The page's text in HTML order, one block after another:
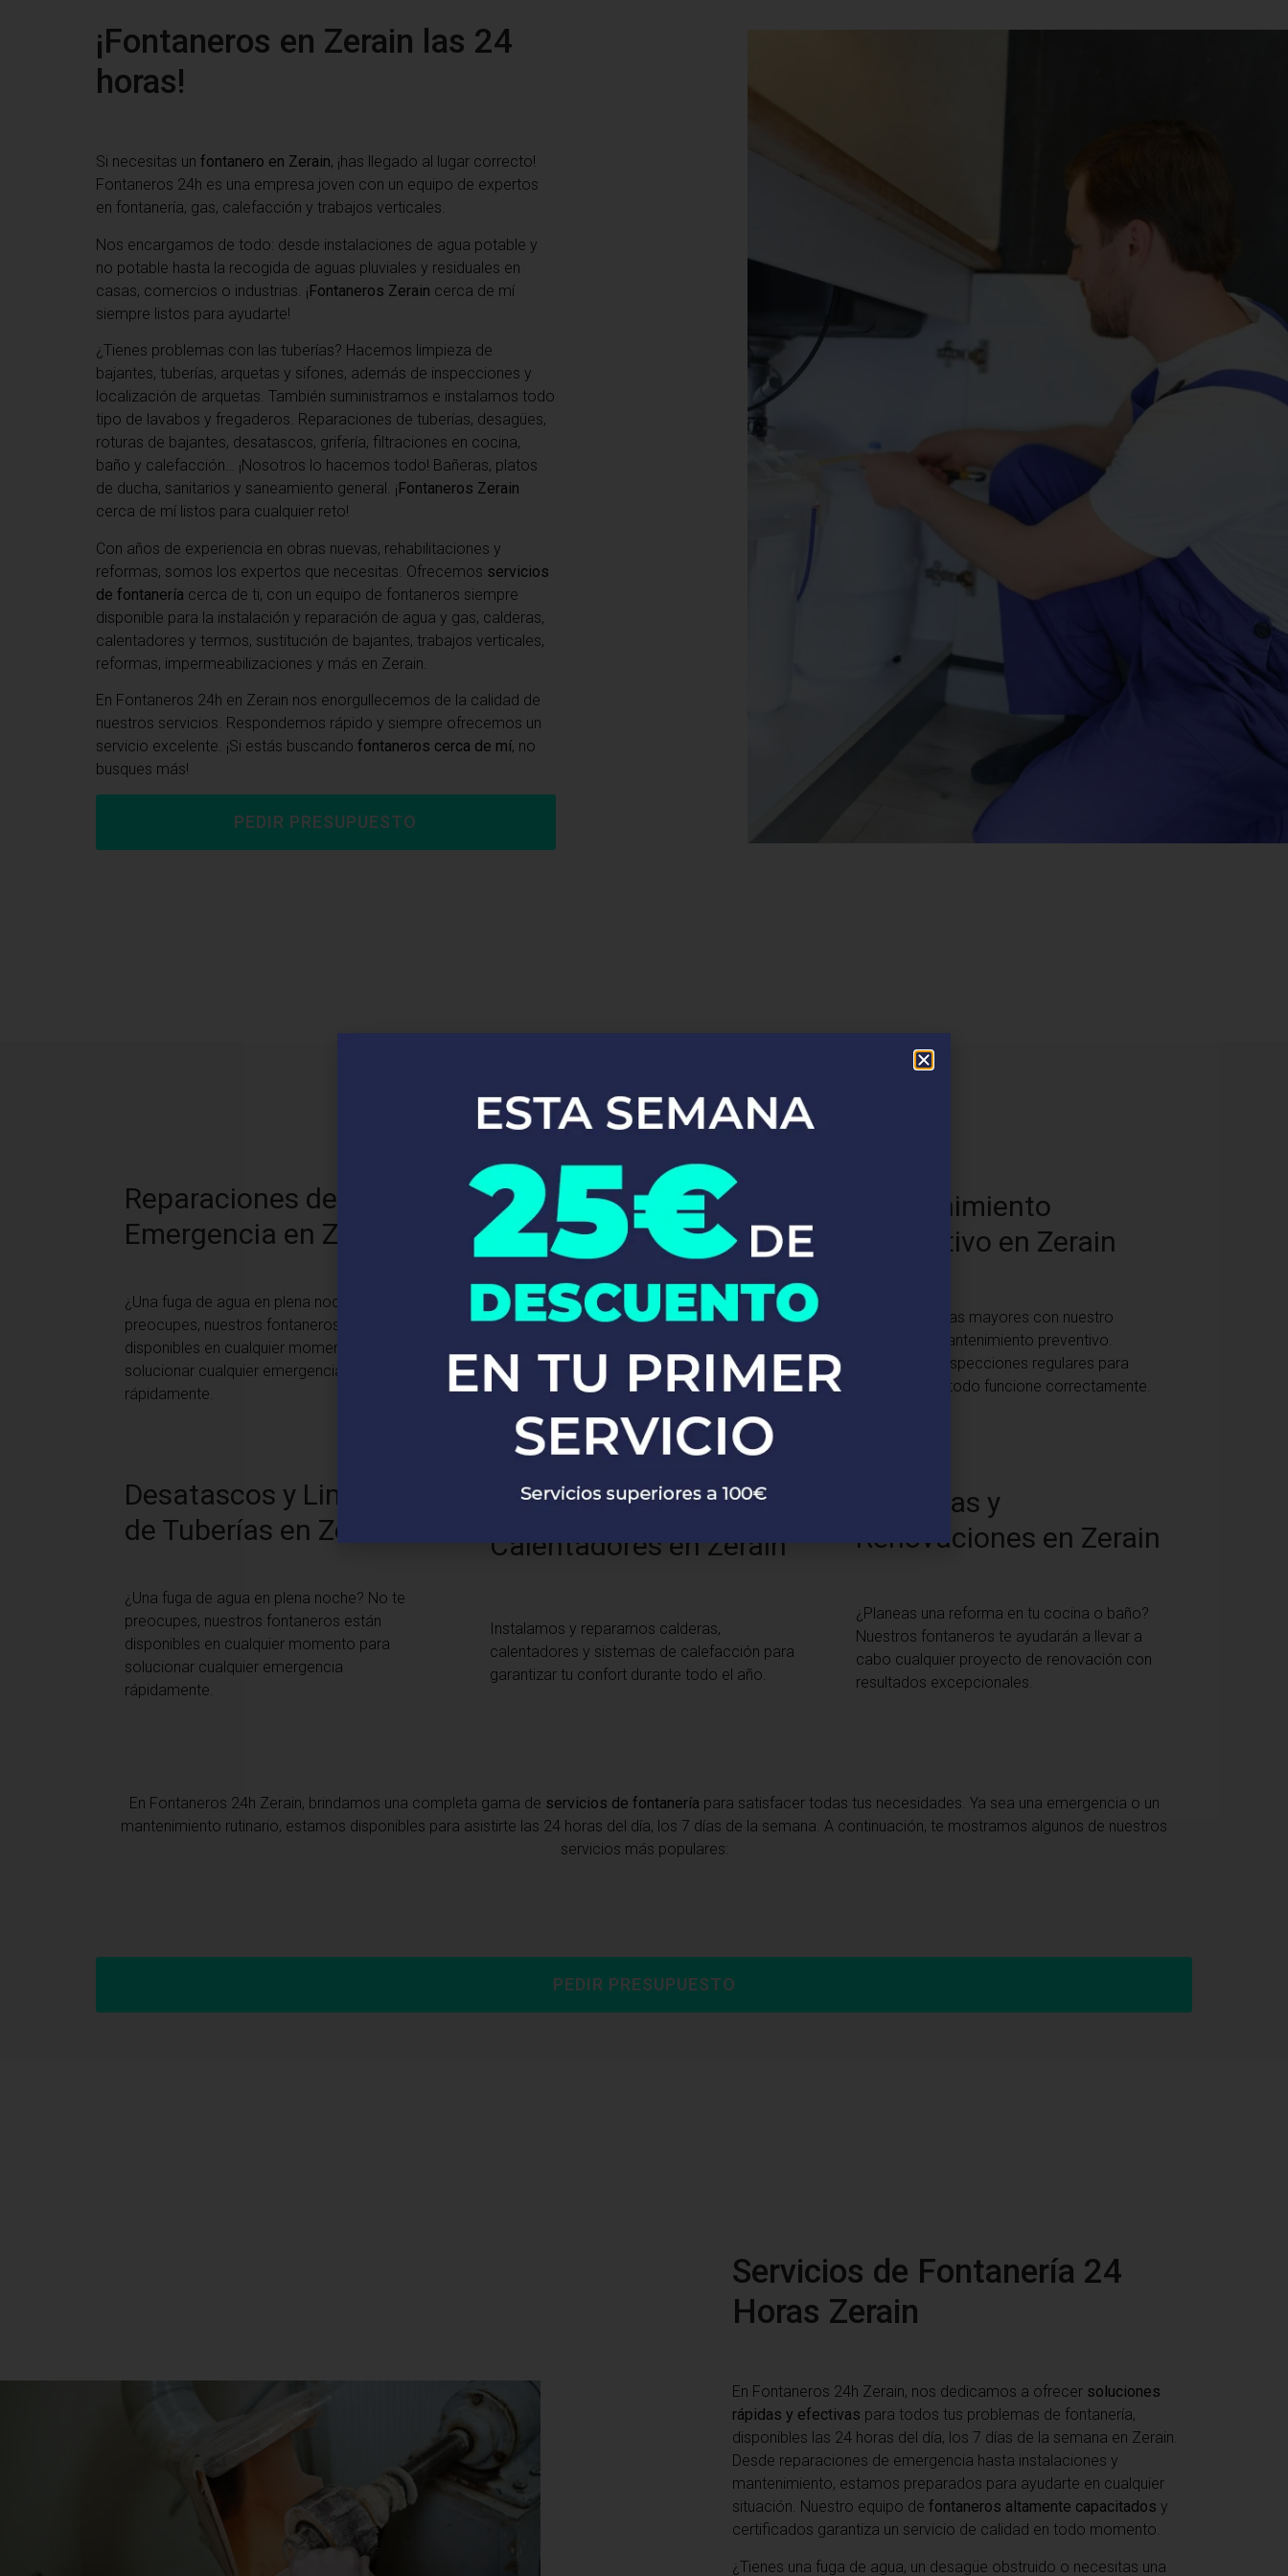
¡Fontaneros en Zerain las 24
horas!
Si necesitas un fontanero en Zerain, ¡has llegado al lugar correcto!
Fontaneros 24h es una empresa joven con un equipo de expertos
en fontanería, gas, calefacción y trabajos verticales.
Nos encargamos de todo: desde instalaciones de agua potable y
no potable hasta la recogida de aguas pluviales y residuales en
casas, comercios o industrias. ¡Fontaneros Zerain cerca de mí
siempre listos para ayudarte!
¿Tienes problemas con las tuberías? Hacemos limpieza de
bajantes, tuberías, arquetas y sifones, además de inspecciones y
localización de arquetas. También suministramos e instalamos todo
tipo de lavabos y fregaderos. Reparaciones de tuberías, desagües,
roturas de bajantes, desatascos, grifería, filtraciones en cocina,
baño y calefacción… ¡Nosotros lo hacemos todo! Bañeras, platos
de ducha, sanitarios y saneamiento general. ¡ Fontaneros Zerain
cerca de mí listos para cualquier reto!
Con años de experiencia en obras nuevas, rehabilitaciones y
reformas, somos los expertos que necesitas. Ofrecemos servicios
de fontanería cerca de ti, con un equipo de fontaneros siempre
disponible para la instalación y reparación de agua y gas, calderas,
calentadores y termos, sustitución de bajantes, trabajos verticales,
reformas, impermeabilizaciones y más en Zerain.
En Fontaneros 24h en Zerain nos enorgullecemos de la calidad de
nuestros servicios. Respondemos rápido y siempre ofrecemos un
servicio excelente. ¡Si estás buscando fontaneros cerca de mí, no
busques más!
PEDIR PRESUPUESTO
Nuestros Servicios
Reparaciones de
Emergencia en Zerain
¿Una fuga de agua en plena noche? No te
preocupes, nuestros fontaneros están
disponibles en cualquier momento para
solucionar cualquier emergencia
rápidamente.
Instalaciones de
Fontanería en Zerain
Desde la instalación de grifos y fregaderos
nuestros expertos se encargan de todo con
precisión y profesionalismo.
Mantenimiento
Preventivo en Zerain
Evita problemas mayores con nuestro
servicio de mantenimiento preventivo.
Realizamos inspecciones regulares para
asegurar que todo funcione correctamente.
Desatascos y Limpieza
de Tuberías en Zerain
¿Una fuga de agua en plena noche? No te
preocupes, nuestros fontaneros están
disponibles en cualquier momento para
solucionar cualquier emergencia
rápidamente.
Calefacción y
Calentadores en Zerain
Instalamos y reparamos calderas,
calentadores y sistemas de calefacción para
garantizar tu confort durante todo el año.
Reformas y
Renovaciones en Zerain
¿Planeas una reforma en tu cocina o baño?
Nuestros fontaneros te ayudarán a llevar a
cabo cualquier proyecto de renovación con
resultados excepcionales.
En Fontaneros 24h Zerain, brindamos una completa gama de servicios de fontanería para satisfacer todas tus necesidades. Ya sea una emergencia o un
mantenimiento rutinario, estamos disponibles para asistirte las 24 horas del día, los 7 días de la semana. A continuación, te mostramos algunos de nuestros
servicios más populares:
PEDIR PRESUPUESTO
Servicios de Fontanería 24
Horas Zerain
En Fontaneros 24h Zerain, nos dedicamos a ofrecer soluciones
rápidas y efectivas para todos tus problemas de fontanería,
disponibles las 24 horas del día, los 7 días de la semana en Zerain.
Desde reparaciones de emergencia hasta instalaciones y
mantenimiento, estamos preparados para ayudarte en cualquier
situación. Nuestro equipo defontaneros altamente capacitados y
certificados garantiza un servicio de calidad en todo momento.
¿Tienes una fuga de agua, un desagüe obstruido o necesitas una